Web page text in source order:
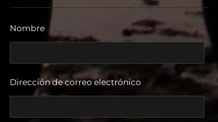
Nombre
Dirección de correo electrónico